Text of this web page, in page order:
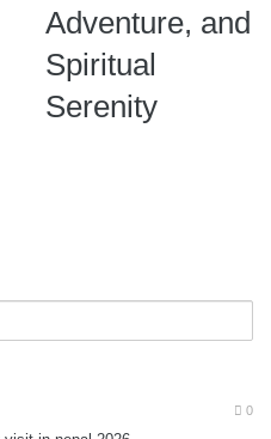
Adventure, and
Spiritual
Serenity
0